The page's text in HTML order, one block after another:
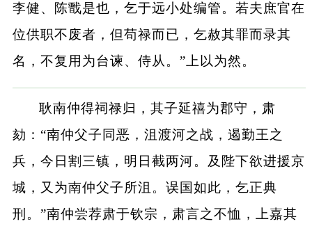
李健、陈戬是也，乞于远小处编管。若夫庶官在
位供职不废者，但苟禄而已，乞赦其罪而录其
名，不复用为台谏、侍从。”上以为然。
耿南仲得祠禄归，其子延禧为郡守，肃
劾：“南仲父子同恶，沮渡河之战，遏勤王之
兵，今日割三镇，明日截两河。及陛下欲进援京
城，又为南仲父子所沮。误国如此，乞正典
刑。”南仲尝荐肃于钦宗，肃言之不恤，上嘉其